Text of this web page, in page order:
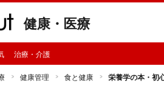
健康・医療
治療・介護
健康管理 食と健康 栄養学の本・初